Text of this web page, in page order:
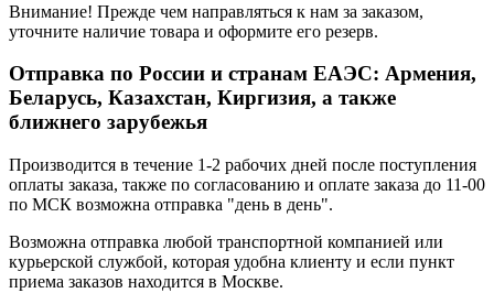
Внимание! Прежде чем направляться к нам за заказом,
уточните наличие товара и оформите его резерв.
Отправка по России и странам ЕАЭС: Армения,
Беларусь, Казахстан, Киргизия, а также
ближнего зарубежья
Производится в течение 1-2 рабочих дней после поступления
оплаты заказа, также по согласованию и оплате заказа до 11-00
по МСК возможна отправка "день в день".
Возможна отправка любой транспортной компанией или
курьерской службой, которая удобна клиенту и если пункт
приема заказов находится в Москве.